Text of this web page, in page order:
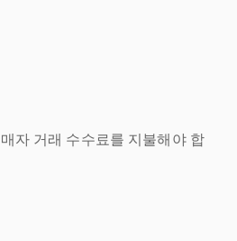
자 거래 수수료를 지불해야 합